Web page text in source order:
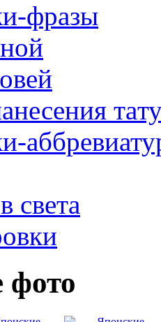
фразы
светa
фото